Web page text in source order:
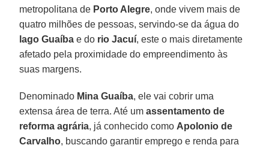
metropolitana de Porto Alegre, onde vivem mais de
quatro milhões de pessoas, servindo-se da água do
lago Guaíba e do rio Jacuí, este o mais diretamente
afetado pela proximidade do empreendimento às
suas margens.
Denominado Mina Guaíba, ele vai cobrir uma
extensa área de terra. Até umassentamento de
reforma agrária, já conhecido como Apolonio de
Carvalho, buscando garantir emprego e renda para